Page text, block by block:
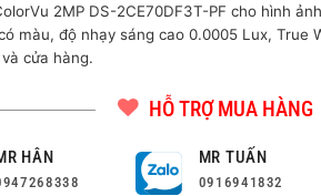
2MP DS-2CE70DF3T-PF cho hình
màu, độ nhạy sáng cao 0.0005 Lux, True
cửa hàng.
HỖ TRỢ MUA HÀNG
HÂN MR TUẤN
0916941832